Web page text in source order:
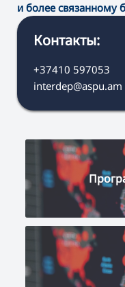
и более связанному
Контакты:
+37410 597053
interdep@aspu.am